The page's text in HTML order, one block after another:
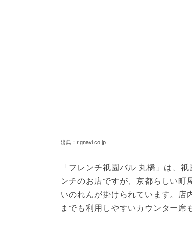
出典：r.gnavi.co.jp
「フレンチ祇園バル 丸橋」は、
ンチのお店ですが、京都らしい町
いのれんが掛けられています。店
までも利用しやすいカウンター席